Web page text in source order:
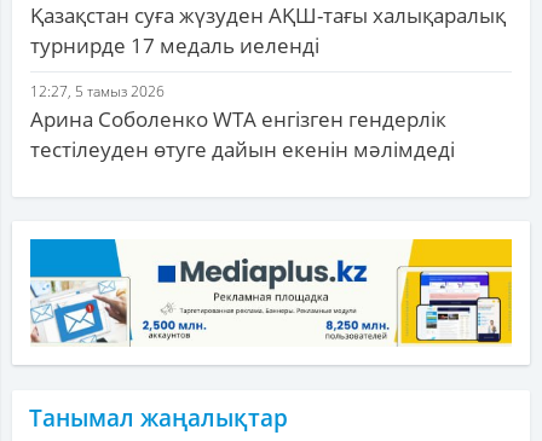
Қазақстан суға жүзуден АҚШ-тағы халықаралық
турнирде 17 медаль иеленді
12:27, 5 тамыз 2026
Арина Соболенко WTA енгізген гендерлік
тестілеуден өтуге дайын екенін мәлімдеді
Танымал жаңалықтар